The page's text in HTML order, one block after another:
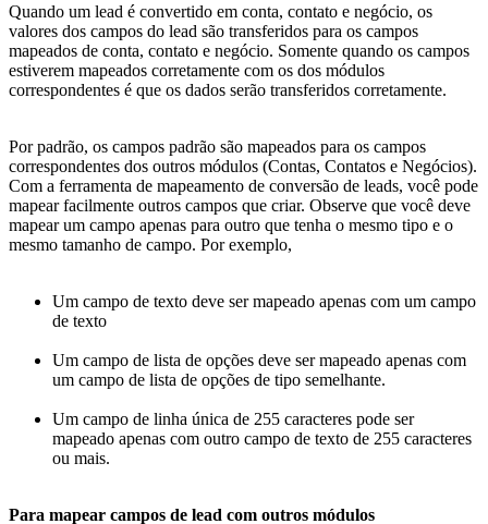
Quando um lead é convertido em conta, contato e negócio, os
valores dos campos do lead são transferidos para os campos
mapeados de conta, contato e negócio. Somente quando os campos
estiverem mapeados corretamente com os dos módulos
correspondentes é que os dados serão transferidos corretamente.
Por padrão, os campos padrão são mapeados para os campos
correspondentes dos outros módulos (Contas, Contatos e Negócios).
Com a ferramenta de mapeamento de conversão de leads, você pode
mapear facilmente outros campos que criar. Observe que você deve
mapear um campo apenas para outro que tenha o mesmo tipo e o
mesmo tamanho de campo. Por exemplo,
Um campo de texto deve ser mapeado apenas com um campo
de texto
Um campo de lista de opções deve ser mapeado apenas com
um campo de lista de opções de tipo semelhante.
Um campo de linha única de 255 caracteres pode ser
mapeado apenas com outro campo de texto de 255 caracteres
ou mais.
Para mapear campos de lead com outros módulos